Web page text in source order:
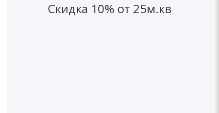
Скидка 10% от 25м.кв